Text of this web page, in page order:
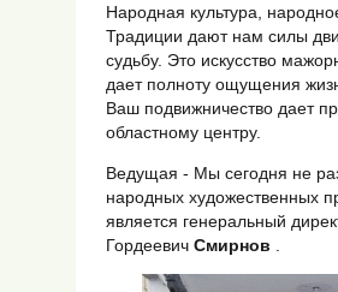
Народная культура,
Традиции дают нам силы
судьбу. Это искусство
дает полноту ощущения
Ваш подвижничество дает
областному центру.
Ведущая - Мы сегодня не
народных художественных
является генеральный
Гордеевич Смирнов